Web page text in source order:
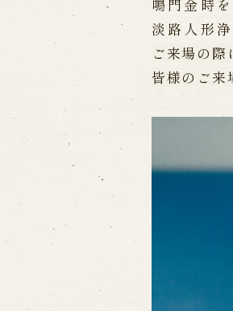
出張公演
出張公演 学校
歴史
淡路人形独自の
鳴門金時
淡路人形
ご来場の際
皆様のご来